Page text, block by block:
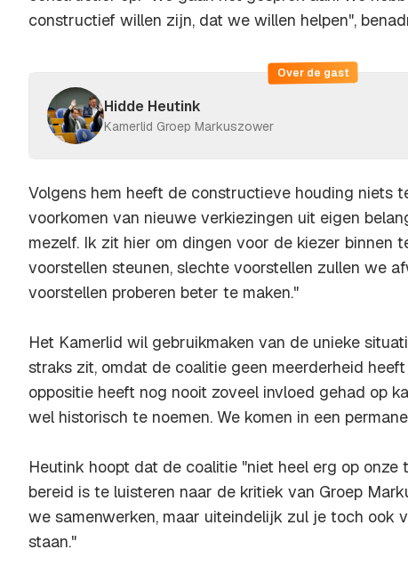
constructief willen zijn, dat we willen helpen",
Over de gast
Hidde Heutink
Kamerlid Groep Markuszower
Volgens hem heeft de constructieve houding niets
voorkomen van nieuwe verkiezingen uit eigen
mezelf. Ik zit hier om dingen voor de kiezer binnen
voorstellen steunen, slechte voorstellen zullen we
voorstellen proberen beter te maken."
Het Kamerlid wil gebruikmaken van de unieke
straks zit, omdat de coalitie geen meerderheid
oppositie heeft nog nooit zoveel invloed gehad op
wel historisch te noemen. We komen in een
Heutink hoopt dat de coalitie "niet heel erg op onze
bereid is te luisteren naar de kritiek van Groep
we samenwerken, maar uiteindelijk zul je toch ook
staan."